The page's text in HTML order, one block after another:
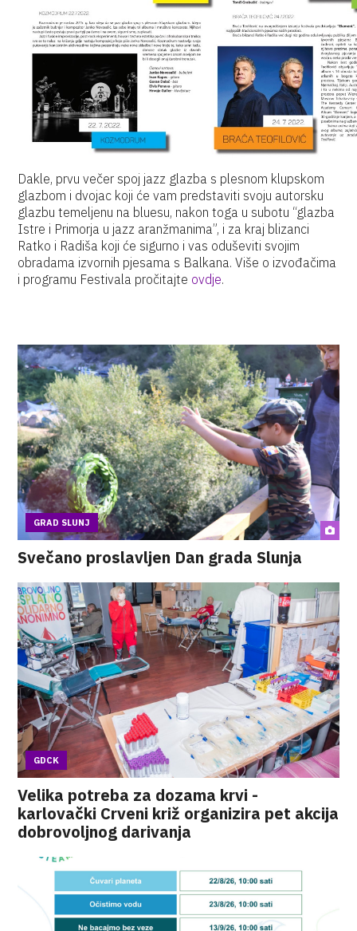
Dakle, prvu večer spoj jazz glazba s plesnom klupskom
glazbom i dvojac koji će vam predstaviti svoju autorsku
glazbu temeljenu na bluesu, nakon toga u subotu “glazba
Istre i Primorja u jazz aranžmanima”, i za kraj blizanci
Ratko i Radiša koji će sigurno i vas oduševiti svojim
obradama izvornih pjesama s Balkana. Više o izvođačima
i programu Festivala pročitajte ovdje.
GRAD SLUNJ
Svečano proslavljen Dan grada Slunja
GDCK
Velika potreba za dozama krvi -
karlovački Crveni križ organizira pet akcija
dobrovoljnog darivanja